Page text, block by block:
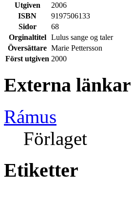
Utgiven
2006
ISBN
9197506133
Sidor
68
Orginaltitel
Lulus sange og taler
Översättare Marie Pettersson
Först utgiven 2000
Externa länkar
Rámus
Förlaget
Etiketter